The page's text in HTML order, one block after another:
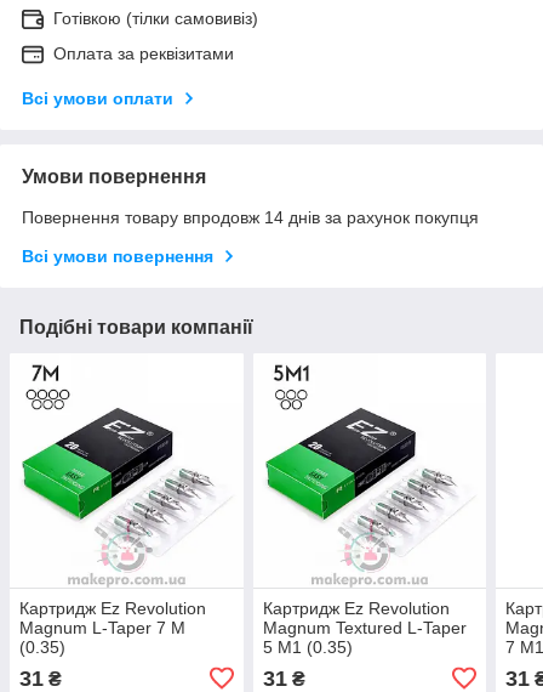
Готівкою (тілки самовивіз)
Оплата за реквізитами
Всі умови оплати
Умови повернення
Повернення товару впродовж 14 днів за рахунок покупця
Всі умови повернення
Подібні товари компанії
Картридж Ez Revolution
Magnum L-Taper 7 M
(0.35)
31 ₴
Картридж Ez Revolution
Magnum Textured L-Taper
5 M1 (0.35)
31₴
7
31